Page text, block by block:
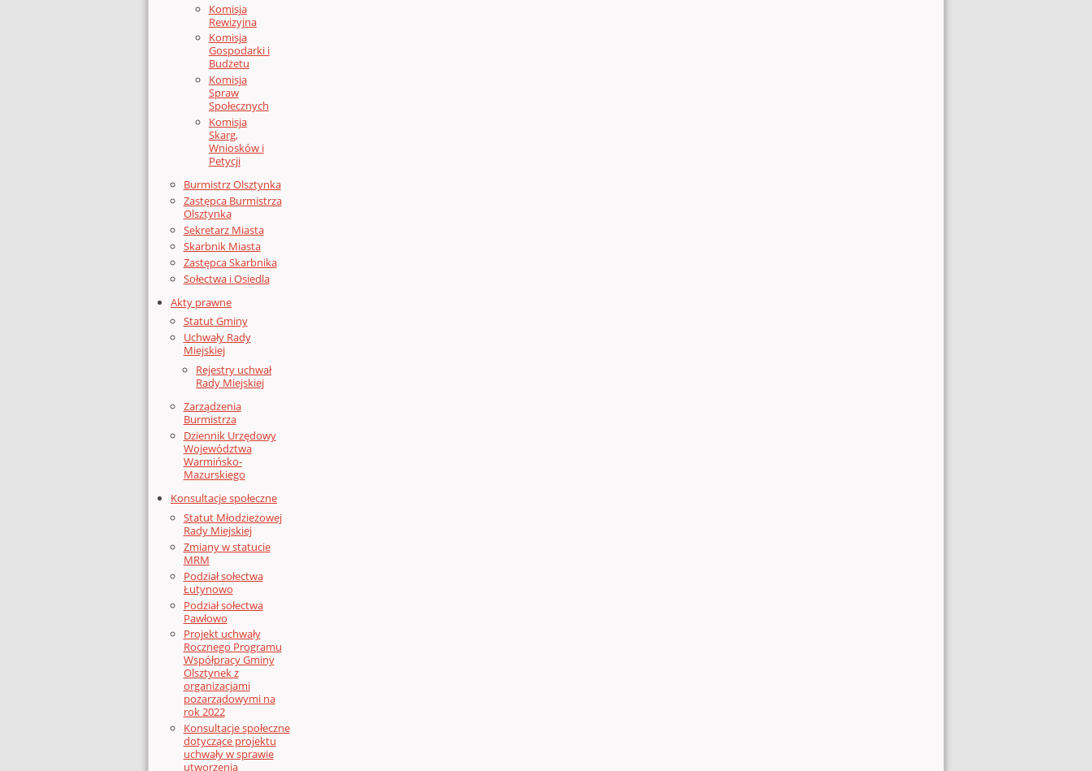
Komisja
Rewizyjna
Komisja
Gospodarki i
Budżetu
Komisja
Spraw
Społecznych
Komisja
Skarg,
Wniosków i
Petycji
Burmistrz Olsztynka
Zastępca Burmistrza
Olsztynka
Sekretarz Miasta
Skarbnik Miasta
Zastępca Skarbnika
Sołectwa i Osiedla
Akty prawne
Statut Gminy
Uchwały Rady
Miejskiej
Rejestry uchwał
Rady Miejskiej
Zarządzenia
Burmistrza
Dziennik Urzędowy
Województwa
Warmińsko-
Mazurskiego
Konsultacje społeczne
Statut Młodzieżowej
Rady Miejskiej
Zmiany w statucie
MRM
Podział sołectwa
Łutynowo
Podział sołectwa
Pawłowo
Projekt uchwały
Rocznego Programu
Współpracy Gminy
Olsztynek z
organizacjami
pozarządowymi na
rok 2022
Konsultacje społeczne
dotyczące projektu
uchwały w sprawie
utworzenia